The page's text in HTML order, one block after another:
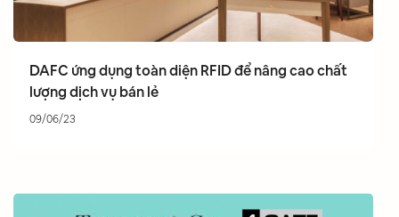
DAFC ứng dụng toàn diện RFID để nâng cao chất
lượng dịch vụ bán lẻ
09/06/23